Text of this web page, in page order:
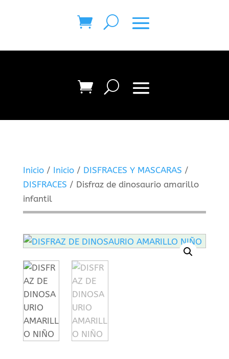
Inicio/ Inicio/ DISFRACES Y MASCARAS /
DISFRACES / Disfraz de dinosaurio amarillo
infantil